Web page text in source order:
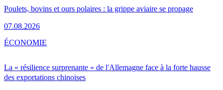
Poulets, bovins et ours polaires : la grippe aviaire se propage
07.08.2026
La « résilience surprenante » de l'Allemagne face à la forte hausse
des exportations chinoises
ÉCONOMIE